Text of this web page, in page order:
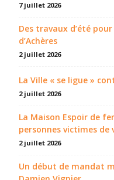
7 juillet 2026
Des travaux d’été
d’Achères
2 juillet 2026
La Ville « se ligue »
2 juillet 2026
La Maison Espoir de
personnes victimes de
2 juillet 2026
Un début de mandat